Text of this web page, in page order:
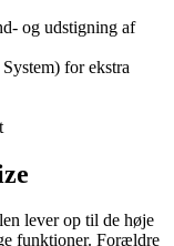
og udstigning af
for ekstra
lever op til de høje
funktioner. Forældre